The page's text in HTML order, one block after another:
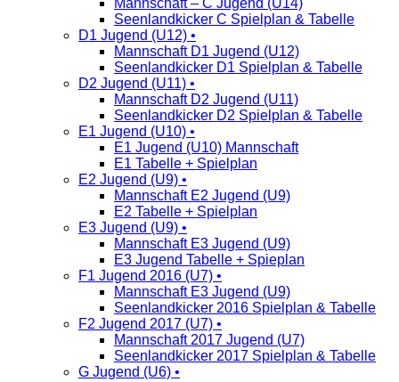
Mannschaft – C Jugend (U14)
Seenlandkicker C Spielplan & Tabelle
D1 Jugend (U12) •
Mannschaft D1 Jugend (U12)
Seenlandkicker D1 Spielplan & Tabelle
D2 Jugend (U11) •
Mannschaft D2 Jugend (U11)
Seenlandkicker D2 Spielplan & Tabelle
E1 Jugend (U10) •
E1 Jugend (U10) Mannschaft
E1 Tabelle + Spielplan
E2 Jugend (U9) •
Mannschaft E2 Jugend (U9)
E2 Tabelle + Spielplan
E3 Jugend (U9) •
Mannschaft E3 Jugend (U9)
E3 Jugend Tabelle + Spieplan
F1 Jugend 2016 (U7) •
Mannschaft E3 Jugend (U9)
Seenlandkicker 2016 Spielplan & Tabelle
F2 Jugend 2017 (U7) •
Mannschaft 2017 Jugend (U7)
Seenlandkicker 2017 Spielplan & Tabelle
G Jugend (U6) •